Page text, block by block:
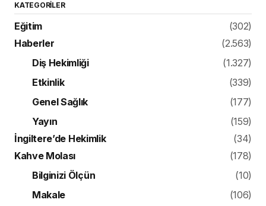
KATEGORILER
Eğitim
(302)
Haberler
(2.563)
Diş Hekimliği
(1.327)
Etkinlik
(339)
Genel Sağlık
(177)
Yayın
(159)
İngiltere’de Hekimlik
(34)
Kahve Molası
(178)
Bilginizi Ölçün
(10)
Makale
(106)